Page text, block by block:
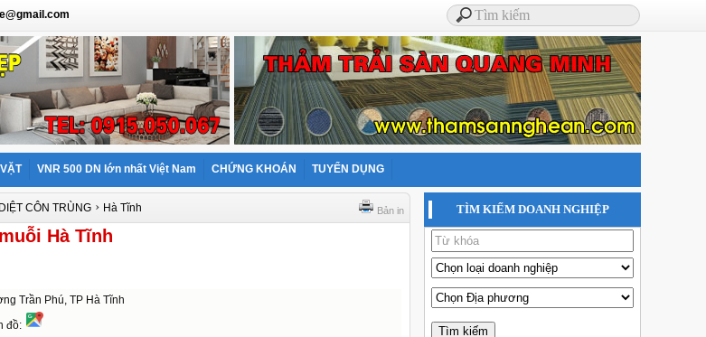
VNR 500 DN lớn nhất Việt Nam CHỨNG KHOÁN TUYỂN DỤNG
CÔN TRÙNG› Hà Tĩnh Bản in
Hà Tĩnh
Trần Phú, TP Hà Tĩnh
đồ:
TÌM KIẾM DOANH NGHIỆP